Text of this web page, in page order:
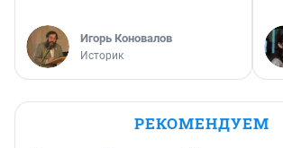
Игорь Коновалов
Историк
РЕКОМЕНДУЕМ